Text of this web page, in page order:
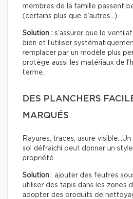
membres de la famille passent
(certains plus que d’autres…).
Solution : s’assurer que le
bien et l’utiliser
remplacer par un modèle plus
protège aussi les matériaux de
terme.
DES PLANCHERS
MARQUÉS
Rayures, traces, usure
sol défraichi peut donner un
propriété.
Solution : ajouter des feutres
utiliser des tapis dans les zones
adopter des produits de